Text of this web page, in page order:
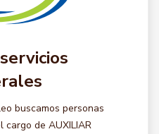
buscamos personas
de AUXILIAR